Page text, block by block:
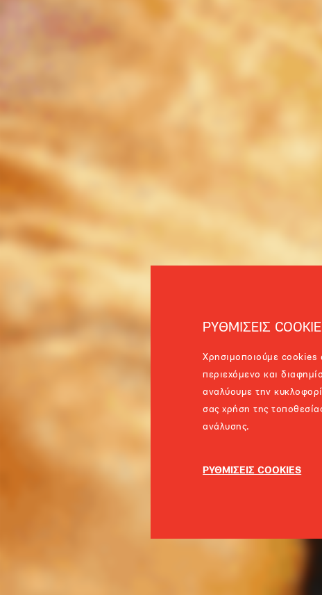
ΡΥΘΜΙΣΕΙΣ
Χρησιμοποιούμε cookies
περιεχόμενο και
αναλύουμε την
σας χρήση της
ανάλυσης.
ΡΥΘΜΙΣΕΙΣ COOKIES